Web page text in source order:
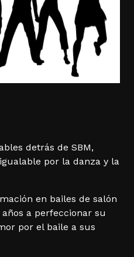
detrás de SBM,
por la danza y la
en bailes de salón
a perfeccionar su
por el baile a sus